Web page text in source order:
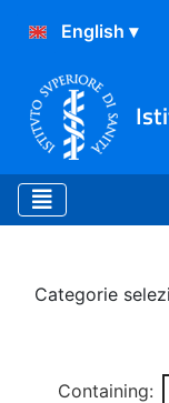
Ricerca
Categorie
Containing: